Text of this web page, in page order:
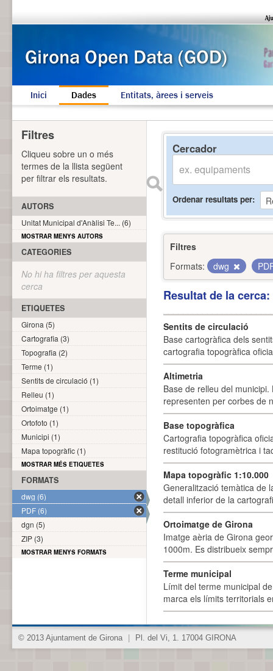
Inici Dades Entitats, àrees i serveis
Cercador
Ordenar resultats per
Filtres
Formats:
dwg
Resultat de la
Sentits de circulació
Base cartogràfica dels
cartografia topogràfica
Altimetria
Base de relleu del
representen per corbes de
Base topogràfica
Cartografia topogràfica
restitució fotogramètrica i
Mapa topogràfic 1:10.000
Generalització temàtica de
detall inferior de la
Ortoimatge de Girona
Imatge aèria de Girona
1000m. Es distribueix
Terme municipal
Límit del terme municipal
marca els límits territorials
Filtres
Cliqueu sobre un o més
termes de la llista següent
per filtrar els resultats.
AUTORS
Unitat Municipal d'Anàlisi Te... (6)
MOSTRAR MENYS AUTORS
CATEGORIES
No hi ha filtres per aquesta
cerca
ETIQUETES
Girona (5)
Cartografia (3)
Topografia (2)
Terme (1)
Sentits de circulació (1)
Relleu (1)
Ortoimatge (1)
Ortofoto (1)
Municipi (1)
Mapa topogràfic (1)
MOSTRAR MÉS ETIQUETES
FORMATS
dwg (6)
PDF (6)
dgn (5)
ZIP (3)
MOSTRAR MENYS FORMATS
© 2013 Ajuntament de Girona Pl. del Vi, 1. 17004 GIRONA